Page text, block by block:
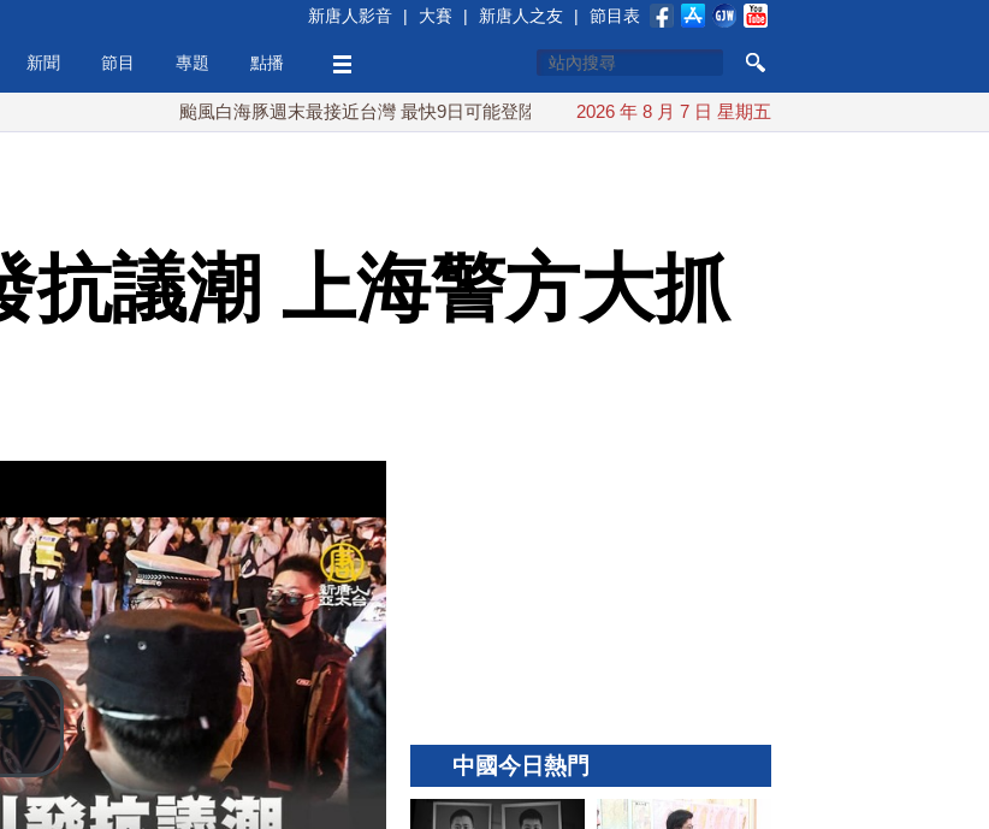
新唐人影音 | 大賽 | 新唐人之友 | 節目表
新聞 節目 專題 點播
颱風白海豚週末最接近台灣 最快9日可能登陸中國 台灣漢光首結合城鎮演習 AIT連續發文讚「韌性台灣」
2026 年 8 月 7 日 星期五
抗議潮 上海警方大抓
中國今日熱門